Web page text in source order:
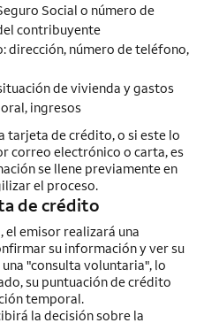
Social o número de
contribuyente
dirección, número de teléfono,
de vivienda y gastos
ingresos
tarjeta de crédito, o si este lo
correo electrónico o carta, es
se llene previamente en
el proceso.
de crédito
el emisor realizará una
su información y ver su
"consulta voluntaria", lo
su puntuación de crédito
temporal.
la decisión sobre la